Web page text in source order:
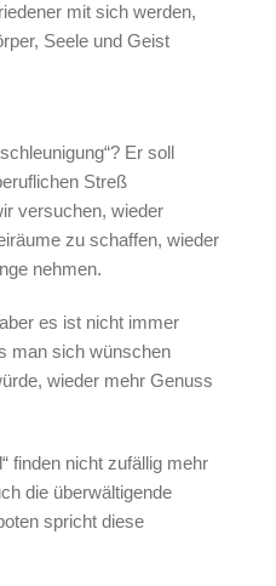
mit sich werden,
Seele und Geist
Er soll
Streß
versuchen, wieder
zu schaffen, wieder
nehmen.
es ist nicht immer
man sich wünschen
wieder mehr Genuss
finden nicht zufällig mehr
die überwältigende
spricht diese